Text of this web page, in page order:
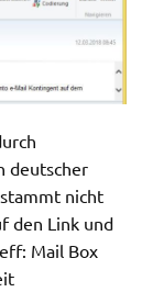
deutscher
nicht
den Link und
Mail Box